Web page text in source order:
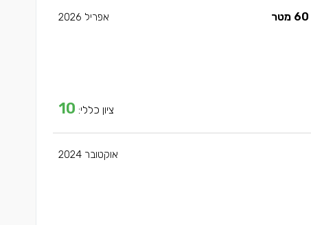
אפריל 2026
ציון כללי: 10
אוקטובר 2024